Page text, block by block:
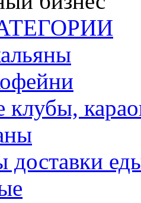
доставки